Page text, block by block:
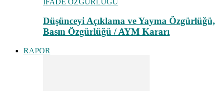
İFADE ÖZGÜRLÜĞÜ
Düşünceyi Açıklama ve Yayma Özgürlüğü,
Basın Özgürlüğü / AYM Kararı
RAPOR